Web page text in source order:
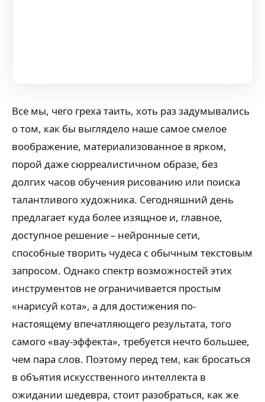
Все мы, чего греха таить, хоть раз задумывались
о том, как бы выглядело наше самое смелое
воображение, материализованное в ярком,
порой даже сюрреалистичном образе, без
долгих часов обучения рисованию или поиска
талантливого художника. Сегодняшний день
предлагает куда более изящное и, главное,
доступное решение – нейронные сети,
способные творить чудеса с обычным текстовым
запросом. Однако спектр возможностей этих
инструментов не ограничивается простым
«нарисуй кота», а для достижения по-
настоящему впечатляющего результата, того
самого «вау-эффекта», требуется нечто большее,
чем пара слов. Поэтому перед тем, как бросаться
в объятия искусственного интеллекта в
ожидании шедевра, стоит разобраться, как же